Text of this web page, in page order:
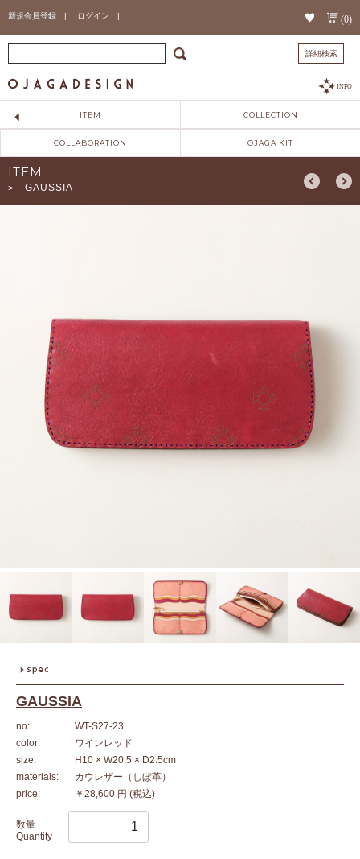
新規会員登録 | ログイン | (0)
詳細検索
INFO
ITEM COLLECTION
COLLABORATION OJAGA KIT
ITEM
> GAUSSIA
GAUSSIA
no:
WT-S27-23
color:
ワインレッド
size:
H10 × W20.5 × D2.5cm
materials:
カウレザー（しぼ革）
price:
￥28,600 円 (税込)
数量
Quantity